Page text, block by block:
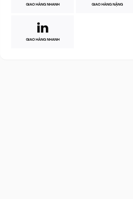
GIAO HÀNG NHANH GIAO HÀNG NẶNG
GIAO HÀNG NHANH